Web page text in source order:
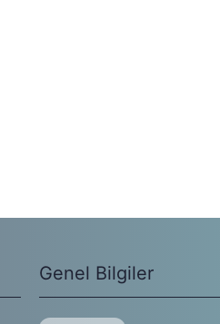
Genel Bilgiler